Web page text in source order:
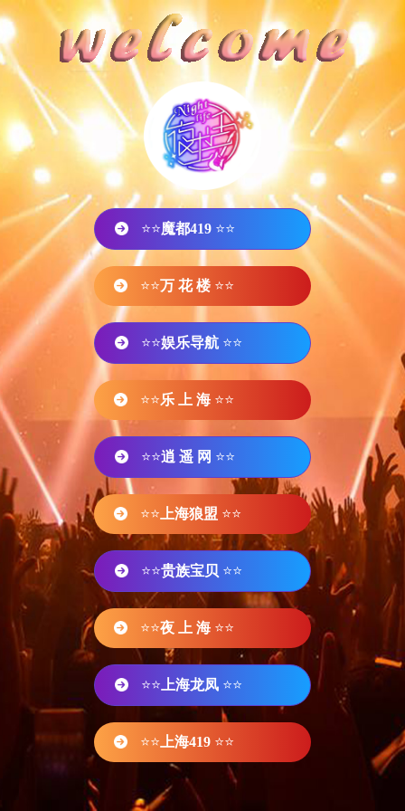
⭐⭐魔都419 ⭐⭐
⭐⭐万 花 楼 ⭐⭐
⭐⭐娱乐导航 ⭐⭐
⭐⭐乐 上 海 ⭐⭐
⭐⭐逍 遥 网 ⭐⭐
⭐⭐ 上海狼盟 ⭐⭐
⭐⭐贵族宝贝 ⭐⭐
⭐⭐夜 上 海 ⭐⭐
⭐⭐ 上海龙凤 ⭐⭐
⭐⭐ 上海419 ⭐⭐